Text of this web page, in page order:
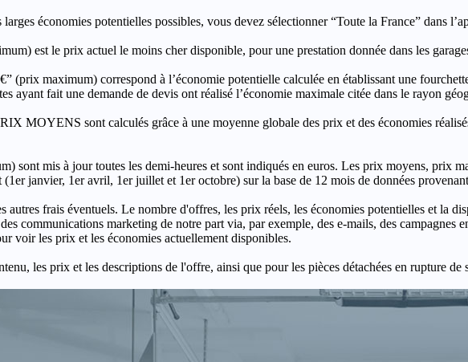
économies potentielles possibles, vous devez sélectionner “Toute la France” dans
est le prix actuel le moins cher disponible, pour une prestation donnée dans les
maximum) correspond à l’économie potentielle calculée en établissant une
ayant fait une demande de devis ont réalisé l’économie maximale citée dans le rayon
MOYENS sont calculés grâce à une moyenne globale des prix et des économies
mis à jour toutes les demi-heures et sont indiqués en euros. Les prix moyens, prix
janvier, 1er avril, 1er juillet et 1er octobre) sur la base de 12 mois de données
frais éventuels. Le nombre d'offres, les prix réels, les économies potentielles et la
communications marketing de notre part via, par exemple, des e-mails, des campagnes
voir les prix et les économies actuellement disponibles.
les prix et les descriptions de l'offre, ainsi que pour les pièces détachées en rupture de